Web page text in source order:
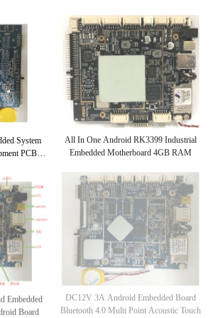
System
PCBA
All In One Android RK3399 Industrial
Embedded Motherboard 4GB RAM
Embedded
Board
DC12V 3A Android Embedded Board
Bluetooth 4.0 Multi Point Acoustic Touch